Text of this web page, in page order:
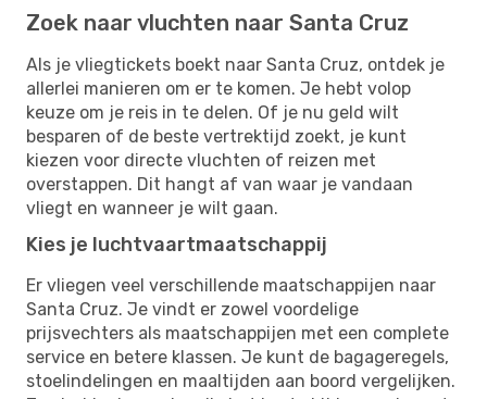
Zoek naar vluchten naar Santa Cruz
Als je vliegtickets boekt naar Santa Cruz, ontdek je
allerlei manieren om er te komen. Je hebt volop
keuze om je reis in te delen. Of je nu geld wilt
besparen of de beste vertrektijd zoekt, je kunt
kiezen voor directe vluchten of reizen met
overstappen. Dit hangt af van waar je vandaan
vliegt en wanneer je wilt gaan.
Kies je luchtvaartmaatschappij
Er vliegen veel verschillende maatschappijen naar
Santa Cruz. Je vindt er zowel voordelige
prijsvechters als maatschappijen met een complete
service en betere klassen. Je kunt de bagageregels,
stoelindelingen en maaltijden aan boord vergelijken.